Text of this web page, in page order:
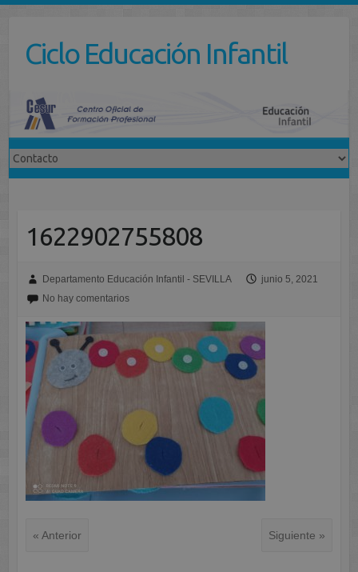
contenidoCiclo Educación Infantil
1622902755808
Departamento Educación Infantil - SEVILLA
junio 5, 2021
No hay comentarios
« Anterior Siguiente »